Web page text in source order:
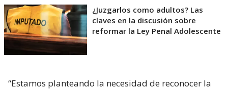
¿Juzgarlos como adultos? Las
claves en la discusión sobre
reformar la Ley Penal Adolescente
“Estamos planteando la necesidad de reconocer la